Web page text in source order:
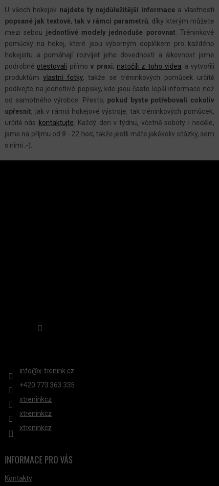
R
V
K
Y
V
Ý
P
I
S
U
U všech hokejek najdete ty nejdůležitější informacea vlastnosti
popsané jak textově, tak v rámci parametrů, díky kterým můžete
mezi sebou jednotlivé modely jednoduše porovnat . Tréninkové
pomůcky na hokej, které jsou výborným doplňkem pro každého
hokejistu a pomáhají rozvíjet jeho dovedností a šikovnost jsme
podrobně otestovali přímov praxi, natočili z toho videa a vytvořili
produktůmvlastní fotky, takže se tréninkových pomůcek určitě
podívejte na jednotlivé popisky, kde jsou často lepší informace než
od samotného výrobce. Přesto, pokud byste potřebovali cokoliv
upřesnit, jak v rámci hokejové výstroje, tak tréninkových pomůcek,
určitě nás kontaktujte
Každý den v týdnu, včetně soboty i neděle,
jsme na příjmu od 8 - 22 hod, takže jestli máte jakékoliv otázky, sem
s nimi ;-).
Z
info@x-trenink.cz
+420 ‭773 363 335
xtreninkcz
xtreninkcz
xtreninkcz
INFORMACE PRO VÁS
Kontakty